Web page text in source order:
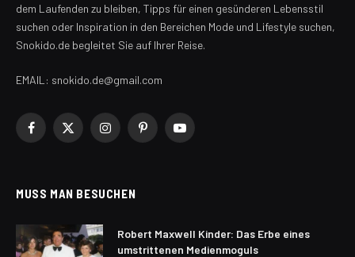
dem Laufenden zu bleiben, Tipps für einen gesünderen Lebensstil
suchen oder Inspiration in den Bereichen Mode und Lifestyle suchen,
Snokido.de begleitet Sie auf Ihrer Reise.
EMAIL: snokido.de@gmail.com
Facebook
X
InstagramPinterestYouTube
MUSS MAN BESUCHEN
Robert Maxwell Kinder: Das Erbe eines
umstrittenen Medienmoguls